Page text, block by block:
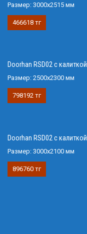
Размер:3000х2515 мм
466618 тг
Doorhan RSD02 с калиткой
Размер:2500х2300 мм
798192 тг
Doorhan RSD02 с калиткой
Размер:3000х2100 мм
896760 тг